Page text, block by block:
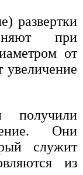
развертки
при
от
получили
Они
служит
из